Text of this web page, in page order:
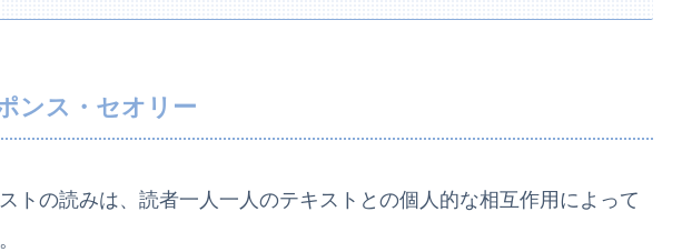
ンス・セオリー
トの読みは、読者一人一人のテキストとの個人的な相互作用によって